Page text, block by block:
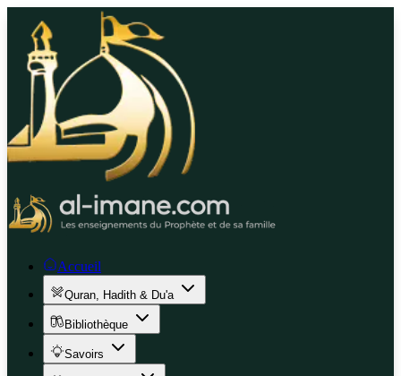
Accueil
Quran, Hadith & Du'a
Bibliothèque
Savoirs